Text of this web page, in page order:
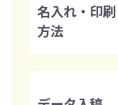
口座名 株
名入れ・印刷
方法